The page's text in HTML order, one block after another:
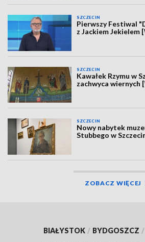
SZCZECIN
Pierwszy Festiwal
z Jackiem Jekielem
SZCZECIN
Kawałek Rzymu w
zachwyca wiernych
SZCZECIN
Nowy nabytek
Stubbego w
ZOBACZ WIĘCEJ
BIAŁYSTOK / BYDGOSZCZ /